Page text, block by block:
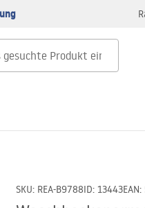
SKU: REA-B9788ID: 13443EAN: